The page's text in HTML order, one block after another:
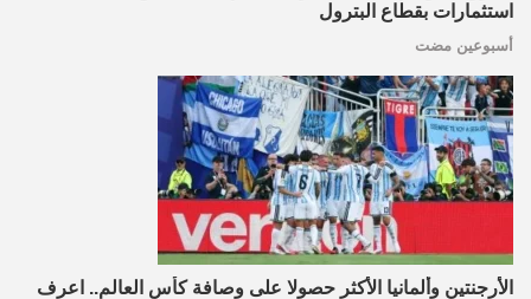
استثمارات بقطاع البترول
أسبوعين مضت
الأرجنتين وألمانيا الأكثر حصولا على وصافة كأس العالم.. اعرف